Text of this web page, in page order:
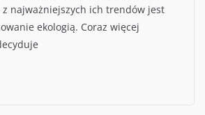
najważniejszych ich trendów jest
ekologią. Coraz więcej